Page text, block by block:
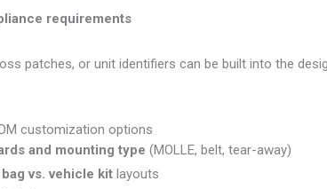
requirements
patches, or unit identifiers can be built into the
customization options
and mounting type (MOLLE, belt, tear-away)
vs. vehicle kit layouts